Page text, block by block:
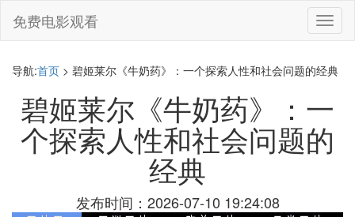
切
换
航
免费电影观看
导航:首页 > 碧姬莱尔《牛奶药》：一个探索人性和社会问题的经典
碧姬莱尔《牛奶药》：一
个探索人性和社会问题的
经典
发布时间：2026-07-10 19:24:08